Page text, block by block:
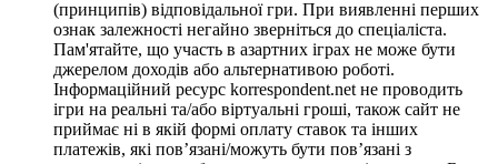
(принципів) відповідальної гри. При виявленні перших
ознак залежності негайно зверніться до спеціаліста.
Пам'ятайте, що участь в азартних іграх не може бути
джерелом доходів або альтернативою роботі.
Інформаційний ресурс korrespondent.net не проводить
ігри на реальні та/або віртуальні гроші, також сайт не
приймає ні в якій формі оплату ставок та інших
платежів, які пов’язані/можуть бути пов’язані з